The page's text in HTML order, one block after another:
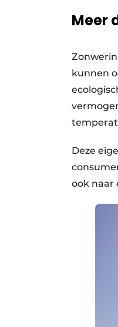
Meer
kunnen
Deze
ook naar